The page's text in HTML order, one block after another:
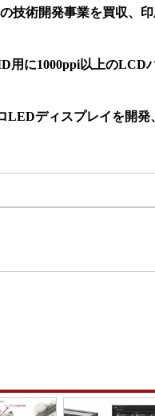
技術開発事業を買収、
用に1000ppi以上のLCD
LEDディスプレイを開